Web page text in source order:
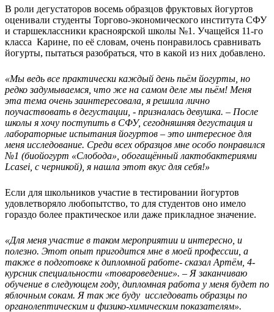
В роли дегустаторов восемь образцов фруктовых йогуртов
оценивали студенты Торгово-экономического института СФУ
и старшеклассники красноярской школы №1. Учащейся 11-го
класса Карине, по её словам, очень понравилось сравнивать
йогурты, пытаться разобраться, что в какой из них добавлено.
«Мы ведь все практически каждый день пьём йогурты, но
редко задумываемся, что же на самом деле мы пьём! Меня
эта тема очень заинтересовала, я решила лично
поучаствовать в дегустации, - призналась девушка. – После
школы я хочу поступить в СФУ, сегодняшняя дегустация и
лабораторные испытания йогуртов – это интересное для
меня исследование. Среди всех образцов мне особо понравился
№1 (биойогурт «Слобода», обогащённый лактобактериями
Lcasei, с черникой), я нашла этот вкус для себя!»
Если для школьников участие в тестировании йогуртов
удовлетворяло любопытство, то для студентов оно имело
гораздо более практическое или даже прикладное значение.
«Для меня участие в таком мероприятии и интересно, и
полезно. Этот опыт пригодится мне в моей профессии, а
также в подготовке к дипломной работе- сказал Артём, 4-
курсник специальности «товароведение». – Я заканчиваю
обучение в следующем году, дипломная работа у меня будет по
яблочным сокам. Я так же буду исследовать образцы по
органолептическим и физико-химическим показателям».